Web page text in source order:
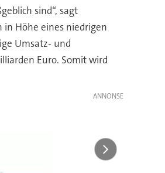
sind“, sagt
in Höhe eines niedrigen
Umsatz- und
Euro. Somit wird